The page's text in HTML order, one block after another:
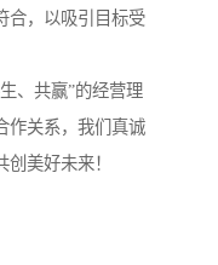
合，以吸引目标受
、共赢”的经营理
作关系，我们真诚
美好未来！